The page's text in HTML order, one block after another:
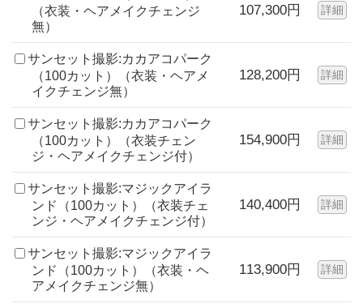
（衣装・ヘアメイクチェンジ
無）
107,300円 詳細
サンセット撮影:カカアコパーク
（100カット）（衣装・ヘアメ
イクチェンジ無）
128,200円 詳細
サンセット撮影:カカアコパーク
（100カット）（衣装チェン
ジ・ヘアメイクチェンジ付）
154,900円 詳細
サンセット撮影:マジックアイラ
ンド（100カット）（衣装チェ
ンジ・ヘアメイクチェンジ付）
140,400円 詳細
サンセット撮影:マジックアイラ
ンド（100カット）（衣装・ヘ
アメイクチェンジ無）
113,900円 詳細